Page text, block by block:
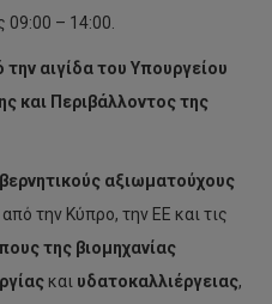
09:00 – 14:00.
αιγίδα του Υπουργείου
και Περιβάλλοντος της
αξιωματούχους
από την Κύπρο, την ΕΕ και τις
της βιομηχανίας
και υδατοκαλλιέργειας,